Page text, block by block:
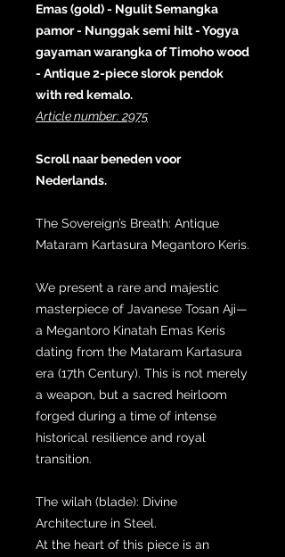
Emas (gold) - Ngulit Semangka
pamor - Nunggak semi hilt - Yogya
gayaman warangka of Timoho wood
- Antique 2-piece slorok pendok
with red kemalo.
Article number: 2975
Scroll naar beneden voor
Nederlands.
The Sovereign’s Breath: Antique
Mataram Kartasura Megantoro Keris.
We present a rare and majestic
masterpiece of Javanese Tosan Aji—
a Megantoro Kinatah Emas Keris
dating from the Mataram Kartasura
era (17th Century). This is not merely
a weapon, but a sacred heirloom
forged during a time of intense
historical resilience and royal
transition.
The wilah (blade): Divine
Architecture in Steel.
At the heart of this piece is an